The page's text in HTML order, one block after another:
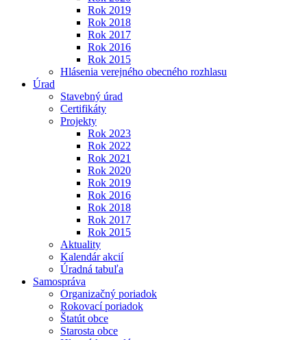
Rok 2019
Rok 2018
Rok 2017
Rok 2016
Rok 2015
Hlásenia verejného obecného rozhlasu
Úrad
Stavebný úrad
Certifikáty
Projekty
Rok 2023
Rok 2022
Rok 2021
Rok 2020
Rok 2019
Rok 2016
Rok 2018
Rok 2017
Rok 2015
Aktuality
Kalendár akcií
Úradná tabuľa
Samospráva
Organizačný poriadok
Rokovací poriadok
Štatút obce
Starosta obce